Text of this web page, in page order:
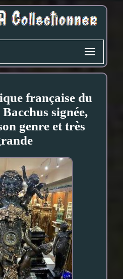
française du
signée,
genre et très